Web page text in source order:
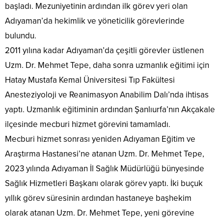
başladı. Mezuniyetinin ardından ilk görev yeri olan
Adıyaman’da hekimlik ve yöneticilik görevlerinde
bulundu.
2011 yılına kadar Adıyaman’da çeşitli görevler üstlenen
Uzm. Dr. Mehmet Tepe, daha sonra uzmanlık eğitimi için
Hatay Mustafa Kemal Üniversitesi Tıp Fakültesi
Anesteziyoloji ve Reanimasyon Anabilim Dalı’nda ihtisas
yaptı. Uzmanlık eğitiminin ardından Şanlıurfa’nın Akçakale
ilçesinde mecburi hizmet görevini tamamladı.
Mecburi hizmet sonrası yeniden Adıyaman Eğitim ve
Araştırma Hastanesi’ne atanan Uzm. Dr. Mehmet Tepe,
2023 yılında Adıyaman İl Sağlık Müdürlüğü bünyesinde
Sağlık Hizmetleri Başkanı olarak görev yaptı. İki buçuk
yıllık görev süresinin ardından hastaneye başhekim
olarak atanan Uzm. Dr. Mehmet Tepe, yeni görevine